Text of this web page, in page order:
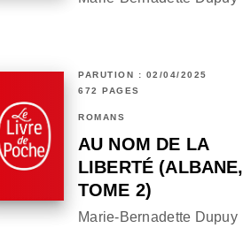
PARUTION : 02/04/2025
672 PAGES
ROMANS
AU NOM DE LA
LIBERTÉ (ALBANE,
TOME 2)
Marie-Bernadette Dupuy